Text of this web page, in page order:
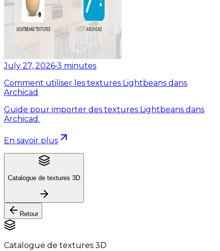
July 27, 2026•3 minutes
Comment utiliser les textures Lightbeans dans
Archicad
Guide pour importer des textures Lightbeans dans
Archicad.
En savoir plus
Catalogue de textures 3D
Retour
Catalogue de textures 3D